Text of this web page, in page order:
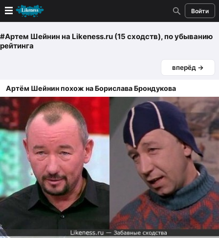
Войти
Новые
Голосование
Кандидаты
Случайное сходство 👍
Создать сходство
Для публикации необходима авторизация
Поиск
#Артем Шейнин на Likeness.ru (15 сходств), по убыванию
рейтинга
вперёд →
Артём Шейнин похож на Борислава Брондукова